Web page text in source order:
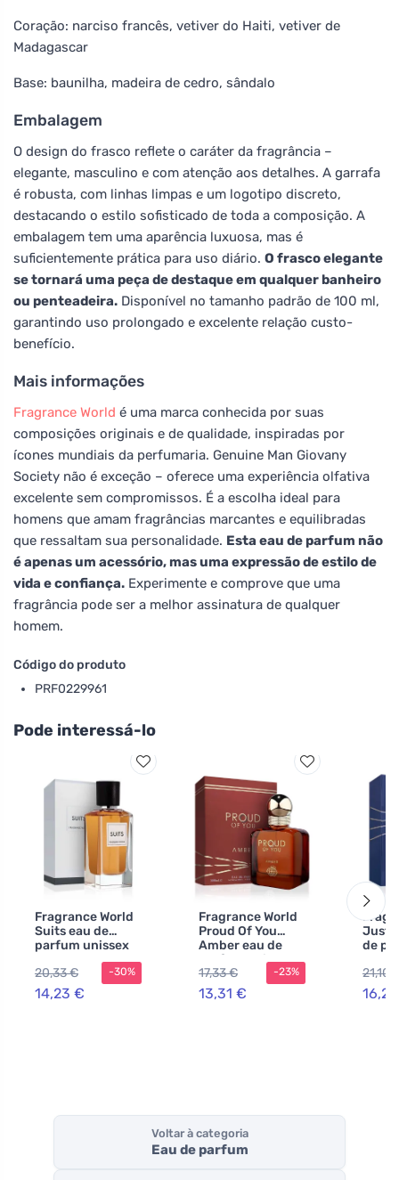
Coração: narciso francês, vetiver do Haiti, vetiver de
Madagascar
Base: baunilha, madeira de cedro, sândalo
Embalagem
O design do frasco reflete o caráter da fragrância –
elegante, masculino e com atenção aos detalhes. A garrafa
é robusta, com linhas limpas e um logotipo discreto,
destacando o estilo sofisticado de toda a composição. A
embalagem tem uma aparência luxuosa, mas é
suficientemente prática para uso diário. O frasco elegante
se tornará uma peça de destaque em qualquer banheiro
ou penteadeira. Disponível no tamanho padrão de 100 ml,
garantindo uso prolongado e excelente relação custo-
benefício.
Mais informações
Fragrance World é uma marca conhecida por suas
composições originais e de qualidade, inspiradas por
ícones mundiais da perfumaria. Genuine Man Giovany
Society não é exceção – oferece uma experiência olfativa
excelente sem compromissos. É a escolha ideal para
homens que amam fragrâncias marcantes e equilibradas
que ressaltam sua personalidade. Esta eau de parfum não
é apenas um acessório, mas uma expressão de estilo de
vida e confiança. Experimente e comprove que uma
fragrância pode ser a melhor assinatura de qualquer
homem.
Código do produto
PRF0229961
Pode interessá-lo
Fragrance World
Suits eau de
parfum unissex
20,33 €
14,23 €
-30%
Fragrance World
Proud Of You
Amber eau de
parfum unissex
100 ml
17,33 €
13,31 €
-23%
Just
de
21,10
Voltar à categoria
Eau de parfum